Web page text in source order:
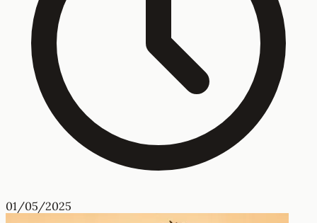
01/05/2025